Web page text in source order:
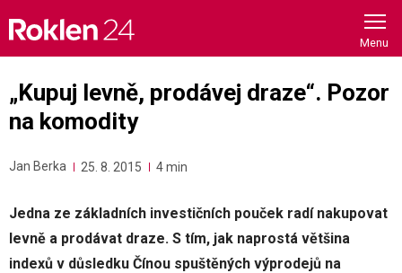
content
„Kupuj levně, prodávej draze“. Pozor
na komodity
Jan Berka 25. 8. 2015 4 min
Jedna ze základních investičních pouček radí nakupovat
levně a prodávat draze. S tím, jak naprostá většina
indexů v důsledku Čínou spuštěných výprodejů na